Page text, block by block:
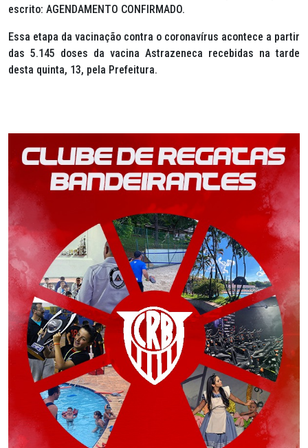
escrito: AGENDAMENTO CONFIRMADO.
Essa etapa da vacinação contra o coronavírus acontece a partir
das 5.145 doses da vacina Astrazeneca recebidas na tarde
desta quinta, 13, pela Prefeitura.